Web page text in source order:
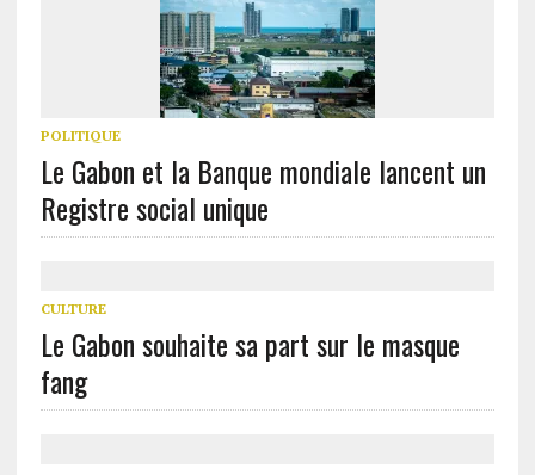
POLITIQUE
Le Gabon et la Banque mondiale lancent un
Registre social unique
CULTURE
Le Gabon souhaite sa part sur le masque
fang